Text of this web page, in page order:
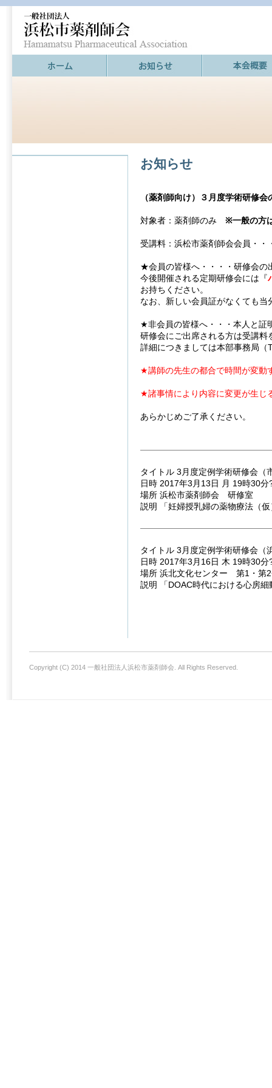
お知らせ
（薬剤師向け）３月度学術研修会
対象者：薬剤師のみ ※一般の方
受講料：浜松市薬剤師会会員
★会員の皆様へ・・・・研修会の
今後開催される定期研修会には『
お持ちください。
なお、新しい会員証がなくても当
★非会員の皆様へ・・・本人と証
研修会にご出席される方は受講
詳細につきましては本部事務局
★講師の先生の都合で時間が変動
★諸事情により内容に変更が生じ
あらかじめご了承ください。
タイトル 3月度定例学術研修会（
日時 2017年3月13日 月 19時30分
場所 浜松市薬剤師会 研修室
説明 「妊婦授乳婦の薬物療法（仮
タイトル 3月度定例学術研修会（
日時 2017年3月16日 木 19時30分
場所 浜北文化センター 第1・第
説明 「DOAC時代における心房細
Copyright (C) 2014 一般社団法人浜松市薬剤師会. All Rights Reserved.